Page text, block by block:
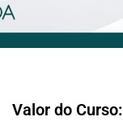
Valor do Curso: